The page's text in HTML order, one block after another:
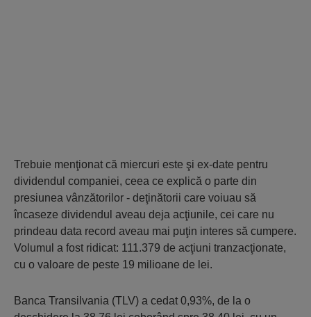
Trebuie menţionat că miercuri este şi ex-date pentru
dividendul companiei, ceea ce explică o parte din
presiunea vânzătorilor - deţinătorii care voiuau să
încaseze dividendul aveau deja acţiunile, cei care nu
prindeau data record aveau mai puţin interes să cumpere.
Volumul a fost ridicat: 111.379 de acţiuni tranzacţionate,
cu o valoare de peste 19 milioane de lei.
Banca Transilvania (TLV) a cedat 0,93%, de la o